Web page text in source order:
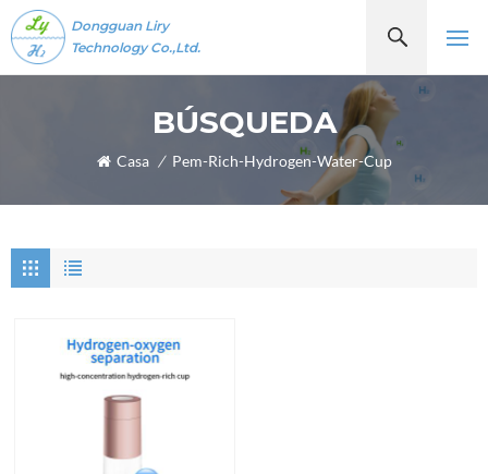
Dongguan Liry
Technology Co.,Ltd.
BÚSQUEDA
Casa / Pem-Rich-Hydrogen-Water-Cup